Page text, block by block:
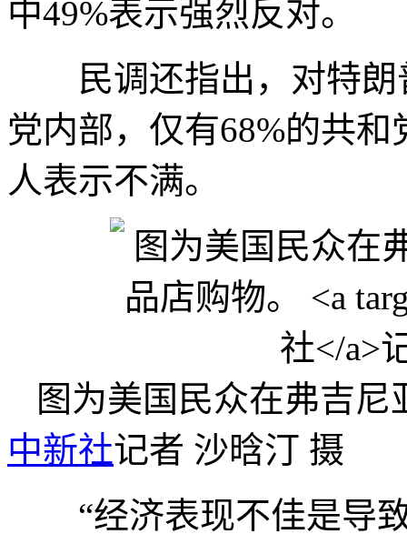
中49%表示强烈反对。
民调还指出，对特朗
党内部，仅有68%的共
人表示不满。
图为美国民众在弗吉
中新社记者 沙晗汀 摄
“经济表现不佳是导致